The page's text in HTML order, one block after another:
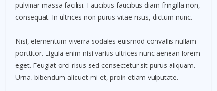
pulvinar massa facilisi. Faucibus faucibus diam fringilla non,
consequat. In ultrices non purus vitae risus, dictum nunc.
Nisl, elementum viverra sodales euismod convallis nullam
porttitor. Ligula enim nisi varius ultrices nunc aenean lorem
eget. Feugiat orci risus sed consectetur sit purus aliquam.
Urna, bibendum aliquet mi et, proin etiam vulputate.